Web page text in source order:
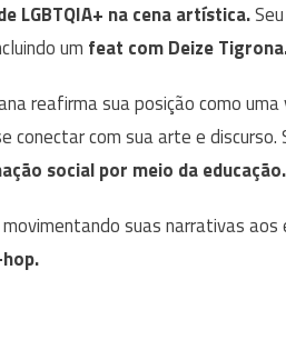
LGBTQIA+ na cena artística.
um feat com Deize
reafirma sua posição como
conectar com sua arte e discurso.
social por meio da educação.
suas narrativas aos